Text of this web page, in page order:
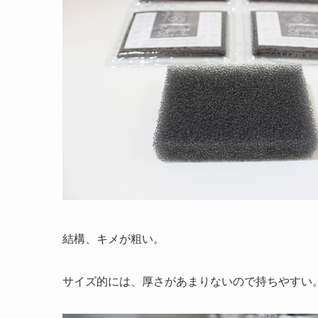
結構、キメが粗い。
サイズ的には、厚さがあまりないので持ちやすい